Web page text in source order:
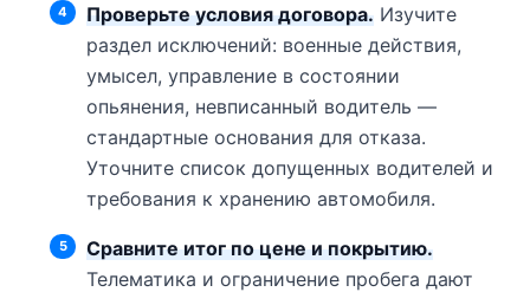
Проверьте условия договора.Изучите
раздел исключений: военные действия,
умысел, управление в состоянии
опьянения, невписанный водитель —
стандартные основания для отказа.
Уточните список допущенных водителей и
требования к хранению автомобиля.
Сравните итог по цене и покрытию.
Телематика и ограничение пробега дают